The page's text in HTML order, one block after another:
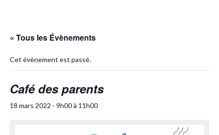
« Tous les Évènements
Cet évènement est passé.
Café des parents
18 mars 2022 - 9h00à 11h00